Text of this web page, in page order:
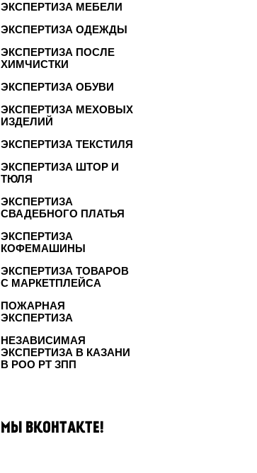
ЭКСПЕРТИЗА МЕБЕЛИ
ЭКСПЕРТИЗА ОДЕЖДЫ
ЭКСПЕРТИЗА ПОСЛЕ
ХИМЧИСТКИ
ЭКСПЕРТИЗА ОБУВИ
ЭКСПЕРТИЗА МЕХОВЫХ
ИЗДЕЛИЙ
ЭКСПЕРТИЗА ТЕКСТИЛЯ
ЭКСПЕРТИЗА ШТОР И
ТЮЛЯ
ЭКСПЕРТИЗА
СВАДЕБНОГО ПЛАТЬЯ
ЭКСПЕРТИЗА
КОФЕМАШИНЫ
ЭКСПЕРТИЗА ТОВАРОВ
С МАРКЕТПЛЕЙСА
ПОЖАРНАЯ
ЭКСПЕРТИЗА
НЕЗАВИСИМАЯ
ЭКСПЕРТИЗА В КАЗАНИ
В РОО РТ ЗПП
МЫ ВКОНТАКТЕ!